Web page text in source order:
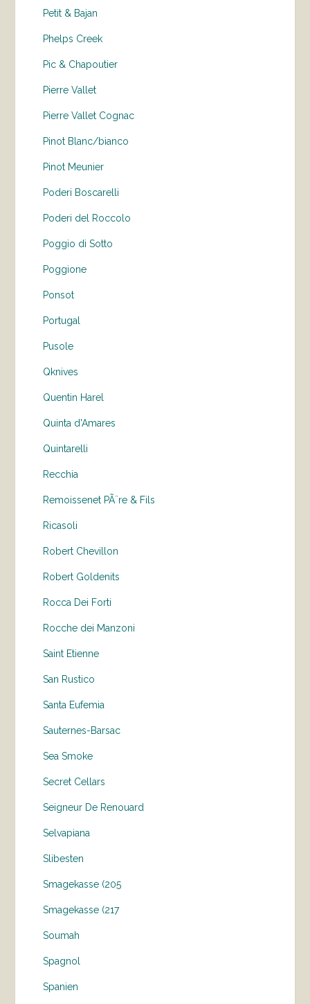
Petit & Bajan
Phelps Creek
Pic & Chapoutier
Pierre Vallet
Pierre Vallet Cognac
Pinot Blanc/bianco
Pinot Meunier
Poderi Boscarelli
Poderi del Roccolo
Poggio di Sotto
Poggione
Ponsot
Portugal
Pusole
Qknives
Quentin Harel
Quinta d'Amares
Quintarelli
Recchia
Remoissenet PÃ¨re & Fils
Ricasoli
Robert Chevillon
Robert Goldenits
Rocca Dei Forti
Rocche dei Manzoni
Saint Etienne
San Rustico
Santa Eufemia
Sauternes-Barsac
Sea Smoke
Secret Cellars
Seigneur De Renouard
Selvapiana
Slibesten
Smagekasse (205
Smagekasse (217
Soumah
Spagnol
Spanien